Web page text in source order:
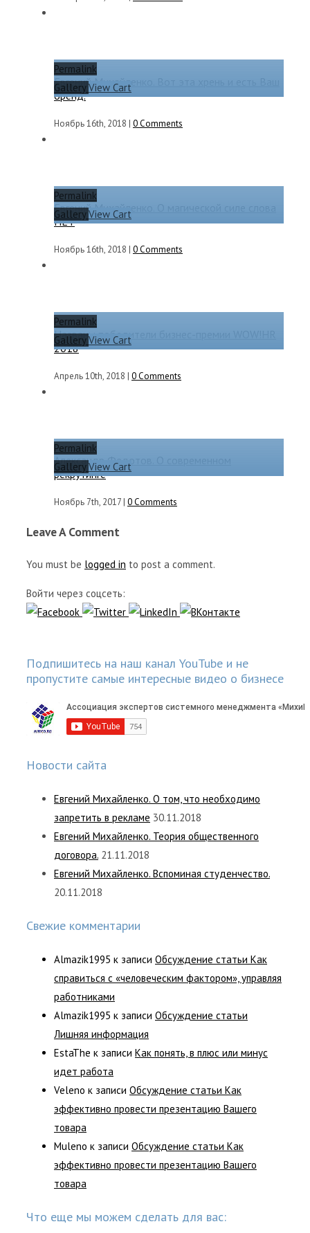
Permalink
GalleryView Cart
Евгений Михайленко. Вот эта хрень и есть Ваш
бренд.
Ноябрь 16th, 2018 | 0 Comments
Permalink
GalleryView Cart
Евгений Михайленко. О магической силе слова
НЕТ
Ноябрь 16th, 2018 | 0 Comments
Permalink
GalleryView Cart
Названы победители бизнес-премии WOW!HR
2018
Апрель 10th, 2018 | 0 Comments
Permalink
GalleryView Cart
Александр Федотов. О современном
рекрутинге
Ноябрь 7th, 2017 | 0 Comments
Leave A Comment
You must be logged in to post a comment.
Войти через соцсеть:
Подпишитесь на наш канал YouTube и не
пропустите самые интересные видео о бизнесе
Новости сайта
Евгений Михайленко. О том, что необходимо
запретить в рекламе 30.11.2018
Евгений Михайленко. Теория общественного
договора. 21.11.2018
Евгений Михайленко. Вспоминая студенчество.
20.11.2018
Свежие комментарии
Almazik1995 к записи Обсуждение статьи Как
справиться с «человеческим фактором», управляя
работниками
Almazik1995 к записи Обсуждение статьи
Лишняя информация
EstaThe к записи Как понять, в плюс или минус
идет работа
Veleno к записи Обсуждение статьи Как
эффективно провести презентацию Вашего
товара
Muleno к записи Обсуждение статьи Как
эффективно провести презентацию Вашего
товара
Что еще мы можем сделать для вас: